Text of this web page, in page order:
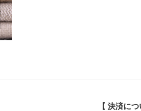
【 決済につ